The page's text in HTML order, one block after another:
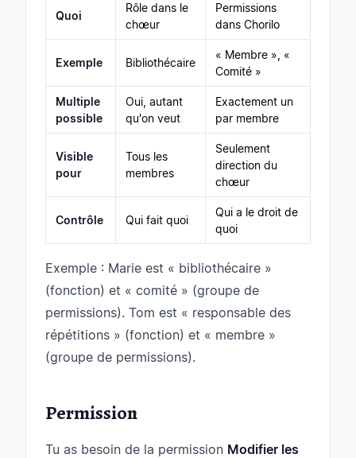
Quoi
Rôle dans le
chœur
Permissions
dans Chorilo
Exemple Bibliothécaire
« Membre », «
Comité »
Multiple
possible
Oui, autant
qu'on veut
Exactement un
par membre
Visible
pour
Tous les
membres
Seulement
direction du
chœur
Contrôle Qui fait quoi
Qui a le droit de
quoi
Exemple : Marie est « bibliothécaire »
(fonction) et « comité » (groupe de
permissions). Tom est « responsable des
répétitions » (fonction) et « membre »
(groupe de permissions).
Permission
Tu as besoin de la permission Modifier les